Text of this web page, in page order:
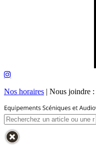
Nos horaires | Nous joindre :